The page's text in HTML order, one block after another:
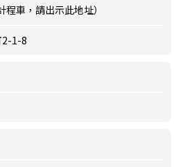
車，請出示此地址）
2-1-8